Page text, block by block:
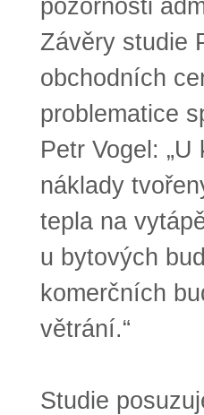
Závěry studie
obchodních
problematice
Petr Vogel:
náklady
tepla na
u bytových
komerčních
větrání.“
Studie